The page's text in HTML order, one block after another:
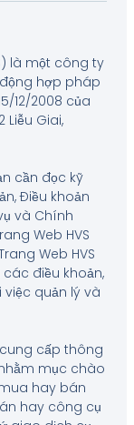
là một công ty
hợp pháp
12/2008 của
Liễu Giai,
cần đọc kỹ
Điều khoản
và Chính
Web HVS
Web HVS
điều khoản,
quản lý và
cấp thông
mục chào
hay bán
hay công cụ